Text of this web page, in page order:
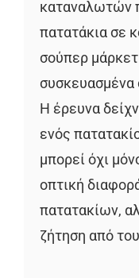
καταναλωτών
πατατάκια σε
σούπερ μάρκετ
συσκευασμένα
Η έρευνα
ενός
μπορεί όχι
οπτική
πατατακίων,
ζήτηση από